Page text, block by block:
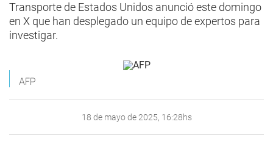
Transporte de Estados Unidos anunció este domingo
en X que han desplegado un equipo de expertos para
investigar.
AFP
18 de mayo de 2025, 16:28hs